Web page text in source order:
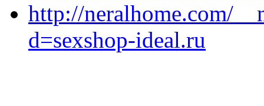
http://neralhome.com/
d=sexshop-ideal.ru